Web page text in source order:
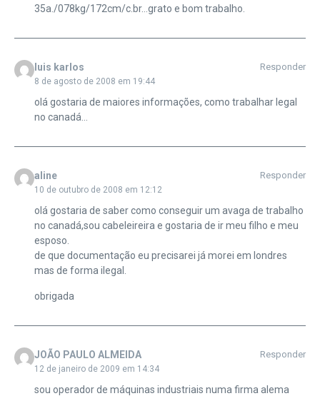
35a./078kg/172cm/c.br…grato e bom trabalho.
luis karlos
8 de agosto de 2008 em 19:44
Responder
olá gostaria de maiores informações, como trabalhar legal
no canadá…
aline
10 de outubro de 2008 em 12:12
Responder
olá gostaria de saber como conseguir um avaga de trabalho
no canadá,sou cabeleireira e gostaria de ir meu filho e meu
esposo.
de que documentação eu precisarei já morei em londres
mas de forma ilegal.
obrigada
JOÃO PAULO ALMEIDA
12 de janeiro de 2009 em 14:34
Responder
sou operador de máquinas industriais numa firma alema